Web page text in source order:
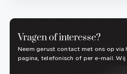
Vragen of interesse?
Neem gerust contact met ons op
pagina, telefonisch of per e-mail. Wij